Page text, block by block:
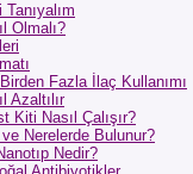
Olmalı?
Fazla İlaç Kullanımı
Azaltılır
Kiti Nasıl Çalışır?
Nerelerde Bulunur?
Nedir?